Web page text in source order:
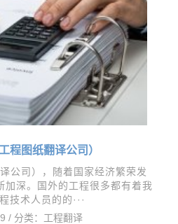
程图纸翻译公司）
公司），随着国家经济繁荣发
加深。国外的工程很多都有着我
技术人员的的···
/ 分类： 工程翻译